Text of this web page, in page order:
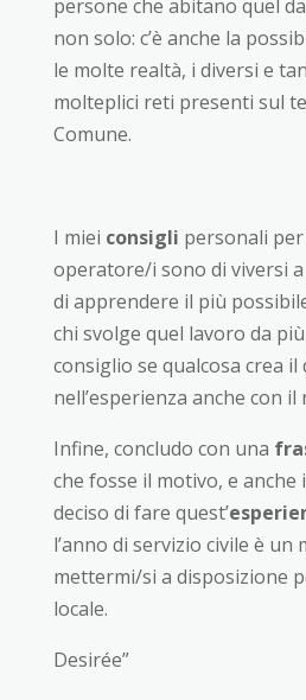
persone che abitano quel
non solo: c’è anche la
le molte realtà, i diversi e
molteplici reti presenti sul
Comune.
I miei consigli personali
operatore/i sono di viversi a
di apprendere il più
chi svolge quel lavoro da
consiglio se qualcosa crea
nell’esperienza anche con
Infine, concludo con una
che fosse il motivo, e
deciso di fare quest’
l’anno di servizio civile è un
mettermi/si a disposizione
locale.
Desirée”